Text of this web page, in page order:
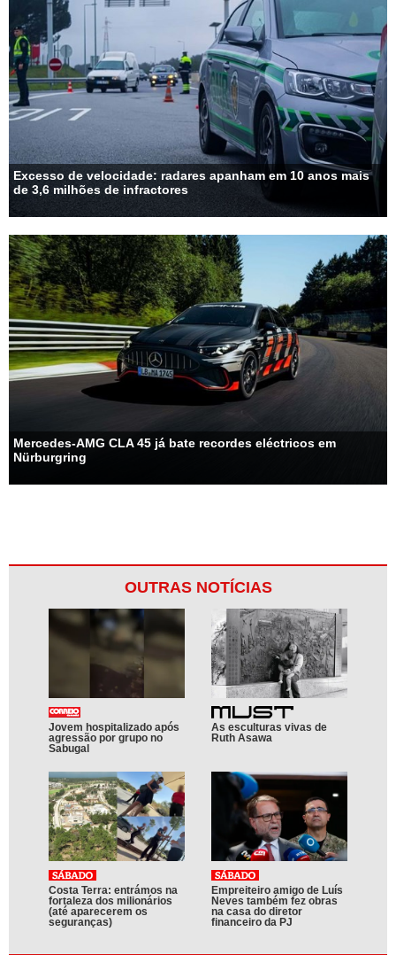
Excesso de velocidade: radares apanham em 10 anos mais
de 3,6 milhões de infractores
Mercedes-AMG CLA 45 já bate recordes eléctricos em
Nürburgring
OUTRAS NOTÍCIAS
Jovem hospitalizado após
agressão por grupo no
Sabugal
As esculturas vivas de
Ruth Asawa
Costa Terra: entrámos na
fortaleza dos milionários
(até aparecerem os
seguranças)
Empreiteiro amigo de Luís
Neves também fez obras
na casa do diretor
financeiro da PJ